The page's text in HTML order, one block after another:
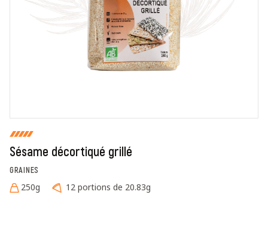
En cochant cette case, je donne mon accord pour que
markal utilise les données saisies dans ce formulaire
pour traiter et afficher le nom saisi, la note et le
commentaire de manière publique sur cette page. Pour
plus d'informations sur le traitement de ces données,
consulter la page des mentions légales. *
Sésame décortiqué grillé
GRAINES
250g 12 portions de 20.83g